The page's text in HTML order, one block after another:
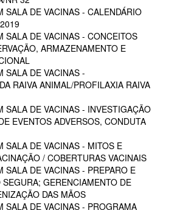
SALA DE VACINAS - CALENDÁRIO
SALA DE VACINAS - CONCEITOS
ARMAZENAMENTO E
SALA DE VACINAS -
RAIVA ANIMAL/PROFILAXIA RAIVA
SALA DE VACINAS - INVESTIGAÇÃO
EVENTOS ADVERSOS, CONDUTA
SALA DE VACINAS - MITOS E
/ COBERTURAS VACINAIS
SALA DE VACINAS - PREPARO E
GERENCIAMENTO DE
DAS MÃOS
SALA DE VACINAS - PROGRAMA